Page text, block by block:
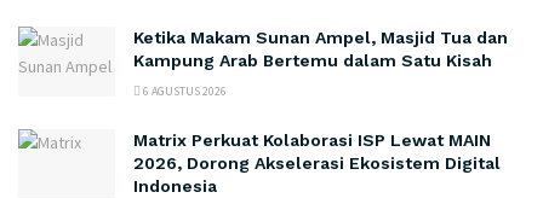
Ketika Makam Sunan Ampel, Masjid Tua dan
Kampung Arab Bertemu dalam Satu Kisah
6 AGUSTUS 2026
Matrix Perkuat Kolaborasi ISP Lewat MAIN
2026, Dorong Akselerasi Ekosistem Digital
Indonesia